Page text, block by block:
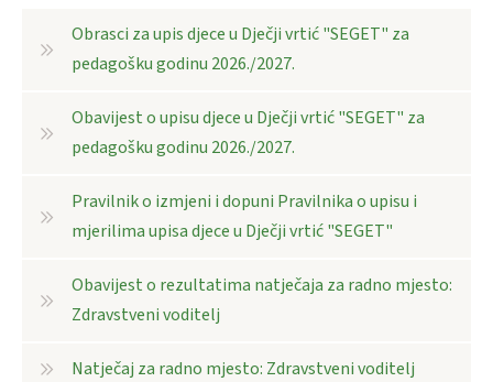
Obrasci za upis djece u Dječji vrtić "SEGET" za
pedagošku godinu 2026./2027.
Obavijest o upisu djece u Dječji vrtić "SEGET" za
pedagošku godinu 2026./2027.
Pravilnik o izmjeni i dopuni Pravilnika o upisu i
mjerilima upisa djece u Dječji vrtić "SEGET"
Obavijest o rezultatima natječaja za radno mjesto:
Zdravstveni voditelj
Natječaj za radno mjesto: Zdravstveni voditelj